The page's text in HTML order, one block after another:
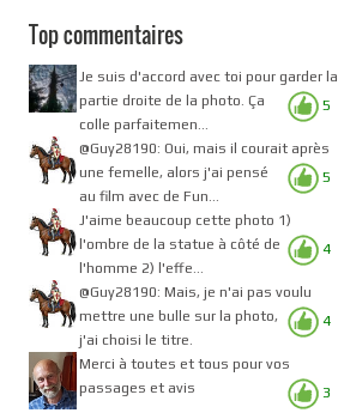
Top commentaires
5
Je suis d'accord avec toi pour garder la
partie droite de la photo. Ça
colle parfaitemen...
5
@Guy28190: Oui, mais il courait après
une femelle, alors j'ai pensé
au film avec de Fun...
4
J'aime beaucoup cette photo 1)
l'ombre de la statue à côté de
l'homme 2) l'effe...
4
@Guy28190: Mais, je n'ai pas voulu
mettre une bulle sur la photo,
j'ai choisi le titre.
3
Merci à toutes et tous pour vos
passages et avis